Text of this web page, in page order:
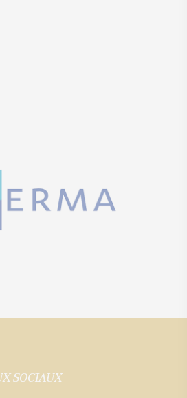
garantissant la conformité avec
SOCIAUX